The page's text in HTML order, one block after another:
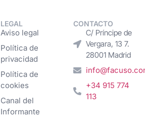
LEGAL
Aviso legal
Política de
privacidad
Política de
cookies
Canal del
Informante
CONTACTO
C/ Príncipe de
Vergara, 13 7.
28001 Madrid
+34 915 774
113